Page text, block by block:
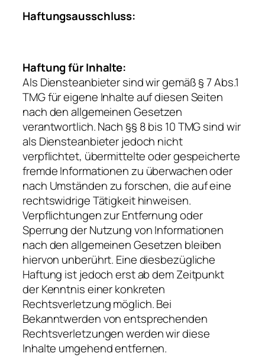
Haftungsausschluss:
Haftung für Inhalte:
Als Diensteanbieter sind wir gemäß § 7 Abs.1
TMG für eigene Inhalte auf diesen Seiten
nach den allgemeinen Gesetzen
verantwortlich. Nach §§ 8 bis 10 TMG sind wir
als Diensteanbieter jedoch nicht
verpflichtet, übermittelte oder gespeicherte
fremde Informationen zu überwachen oder
nach Umständen zu forschen, die auf eine
rechtswidrige Tätigkeit hinweisen.
Verpflichtungen zur Entfernung oder
Sperrung der Nutzung von Informationen
nach den allgemeinen Gesetzen bleiben
hiervon unberührt. Eine diesbezügliche
Haftung ist jedoch erst ab dem Zeitpunkt
der Kenntnis einer konkreten
Rechtsverletzung möglich. Bei
Bekanntwerden von entsprechenden
Rechtsverletzungen werden wir diese
Inhalte umgehend entfernen.